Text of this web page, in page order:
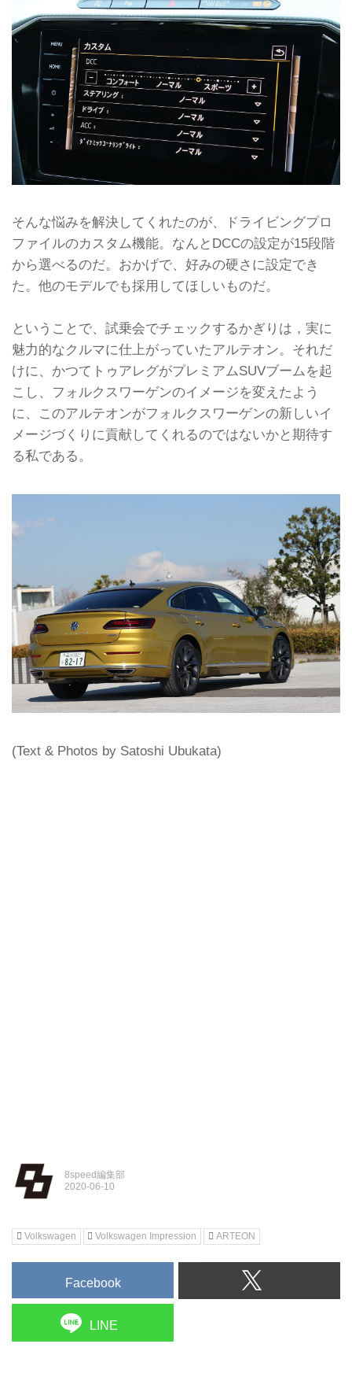
そんな悩みを解決してくれたのが、ドライビングプロ
ファイルのカスタム機能。なんとDCCの設定が15段階
から選べるのだ。おかげで、好みの硬さに設定でき
た。他のモデルでも採用してほしいものだ。
ということで、試乗会でチェックするかぎりは，実に
魅力的なクルマに仕上がっていたアルテオン。それだ
けに、かつてトゥアレグがプレミアムSUVブームを起
こし、フォルクスワーゲンのイメージを変えたよう
に、このアルテオンがフォルクスワーゲンの新しいイ
メージづくりに貢献してくれるのではないかと期待す
る私である。
(Text & Photos by Satoshi Ubukata)
8speed編集部
Volkswagen Volkswagen Impression ARTEON
Facebook
LINE